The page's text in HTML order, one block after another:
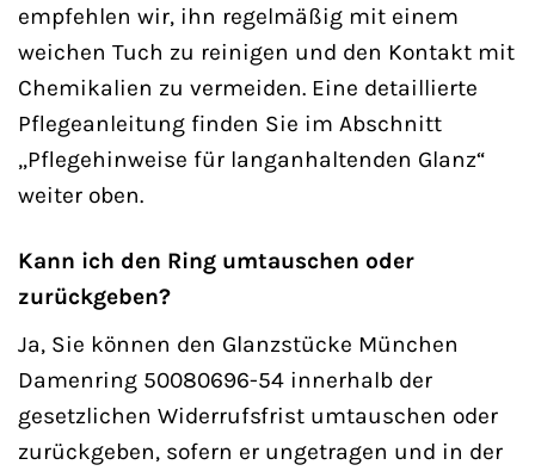
empfehlen wir, ihn regelmäßig mit einem
weichen Tuch zu reinigen und den Kontakt mit
Chemikalien zu vermeiden. Eine detaillierte
Pflegeanleitung finden Sie im Abschnitt
„Pflegehinweise für langanhaltenden Glanz“
weiter oben.
Kann ich den Ring umtauschen oder
zurückgeben?
Ja, Sie können den Glanzstücke München
Damenring 50080696-54 innerhalb der
gesetzlichen Widerrufsfrist umtauschen oder
zurückgeben, sofern er ungetragen und in der